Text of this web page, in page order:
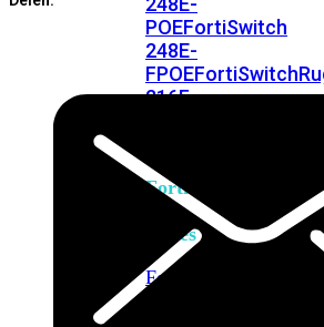
POEFortiSwitch
248E-
FPOE
216F-
FortiSwitch
Series
FortiSwitch